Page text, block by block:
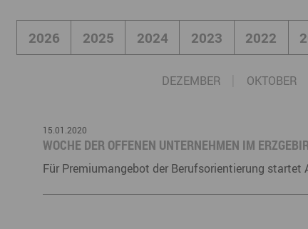
Ausstellungsflächen mieten
Veranstaltungsmanagement
Gewerberäume mieten
2026 2025 2024 2023 2022
DEZEMBER OKTOBER
15.01.2020
WOCHE DER OFFENEN UNTERNEHMEN IM
Für Premiumangebot der Berufsorientierung startet